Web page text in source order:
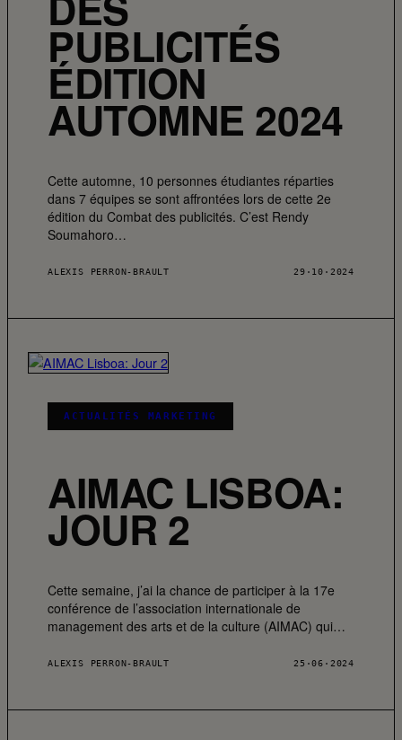
PUBLICITÉS
ÉDITION
AUTOMNE 2024
Cette automne, 10 personnes étudiantes réparties
dans 7 équipes se sont affrontées lors de cette 2e
édition du Combat des publicités. C’est Rendy
Soumahoro…
ALEXIS PERRON-BRAULT 29·10·2024
ACTUALITÉS MARKETING
AIMAC LISBOA:
JOUR 2
Cette semaine, j’ai la chance de participer à la 17e
conférence de l’association internationale de
management des arts et de la culture (AIMAC) qui…
ALEXIS PERRON-BRAULT 25·06·2024